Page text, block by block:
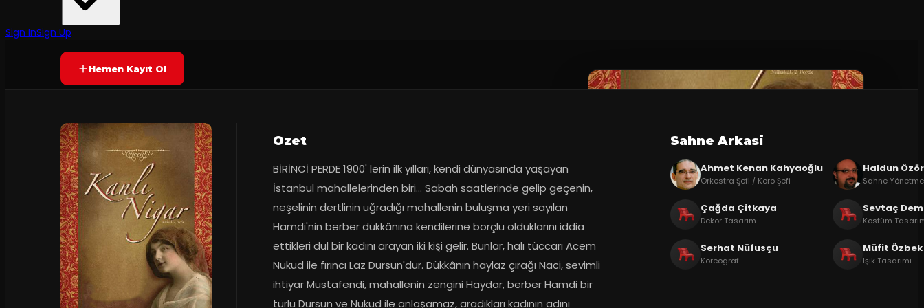
Sign InSign UpYAKINDA Yetersiz oy
Hemen Kayıt Ol
Ozet
BİRİNCİ PERDE 1900' lerin ilk yılları, kendi dünyasında yaşayan
İstanbul mahallelerinden biri... Sabah saatlerinde gelip geçenin,
neşelinin dertlinin uğradığı mahallenin buluşma yeri sayılan
Hamdi'nin berber dükkânına kendilerine borçlu olduklarını iddia
ettikleri dul bir kadını arayan iki kişi gelir. Bunlar, halı tüccarı Acem
Nukud ile fırıncı Laz Dursun'dur. Dükkânın haylaz çırağı Naci, sevimli
ihtiyar Mustafendi, mahallenin zengini Haydar, berber Hamdi bir
türlü Dursun ve Nukud ile anlaşamaz, aradıkları kadının adını
Sahne Arkasi
Ahmet Kenan Kahyaoğlu
Orkestra Şefi / Koro Şefi
Haldun
Sahne
Çağda Çitkaya
Dekor Tasarım
Sevtaç
Kostüm
Serhat Nüfusçu
Koreograf
Müfit Özbek
Işık Tasarımı